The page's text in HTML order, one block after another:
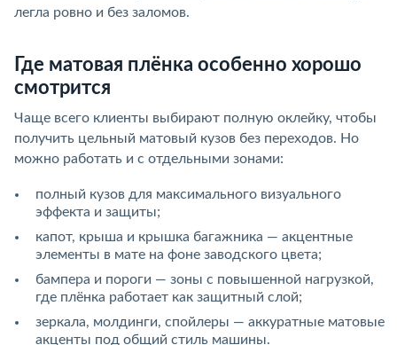
легла ровно и без заломов.
Где матовая плёнка особенно хорошо
смотрится
Чаще всего клиенты выбирают полную оклейку, чтобы
получить цельный матовый кузов без переходов. Но
можно работать и с отдельными зонами:
полный кузов для максимального визуального
эффекта и защиты;
капот, крыша и крышка багажника — акцентные
элементы в мате на фоне заводского цвета;
бампера и пороги — зоны с повышенной нагрузкой,
где плёнка работает как защитный слой;
зеркала, молдинги, спойлеры — аккуратные матовые
акценты под общий стиль машины.